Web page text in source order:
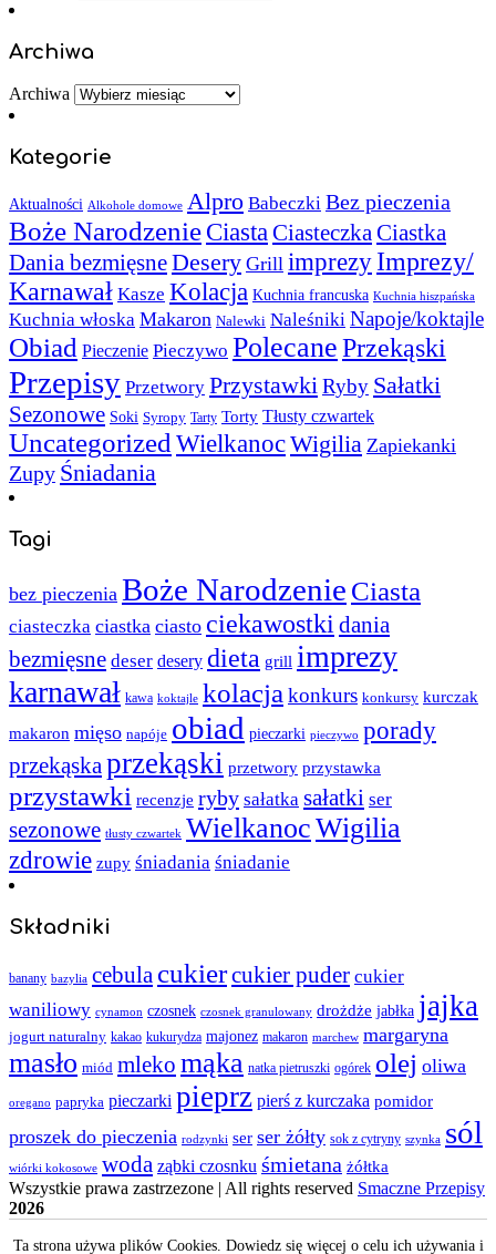
Archiwa
Archiwa
Kategorie
Aktualności Alkohole domowe Alpro Babeczki Bez pieczenia
Boże NarodzenieCiastaCiasteczkaCiastka
Dania bezmięsneDesery Grill imprezy Imprezy/
Karnawał Kasze Kolacja Kuchnia francuska Kuchnia hiszpańska
Kuchnia włoska Makaron Nalewki Naleśniki Napoje/koktajle
Obiad Pieczenie Pieczywo PolecanePrzekąski
Przepisy Przetwory PrzystawkiRyby Sałatki
Sezonowe Soki Syropy Tarty Torty Tłusty czwartek
Uncategorized WielkanocWigilia Zapiekanki
Zupy Śniadania
Tagi
bez pieczenia Boże Narodzenie Ciasta
ciasteczka ciastka ciasto ciekawostki dania
bezmięsne deser desery dieta grill imprezy
karnawał kawa koktajle kolacja konkurs konkursy kurczak
makaron mięso napóje obiad pieczarki pieczywo porady
przekąska przekąski przetwory przystawka
przystawki recenzje ryby sałatka sałatki ser
sezonowe tłusty czwartek WielkanocWigilia
zdrowie zupy śniadania śniadanie
Składniki
banany bazylia cebula cukiercukier puder cukier
waniliowy cynamon czosnek czosnek granulowany drożdże jabłka jajka
jogurt naturalny kakao kukurydza majonez makaron marchew margaryna
masło miód mleko mąka natka pietruszki ogórek olej oliwa
oregano papryka pieczarki pieprz pierś z kurczaka pomidor
proszek do pieczenia rodzynki ser ser żółty sok z cytryny szynka sól
wiórki kokosowe woda ząbki czosnku śmietana żółtka
Wszystkie prawa zastrzezone | All rights reserved Smaczne Przepisy
2026
Ta strona używa plików Cookies. Dowiedz się więcej o celu ich używania i